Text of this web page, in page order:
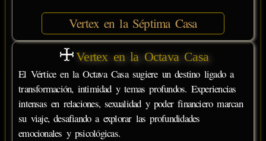
Vertex en la Séptima Casa
Vertex en la Octava Casa
El Vértice en la Octava Casa sugiere un destino ligado a
transformación, intimidad y temas profundos. Experiencias
intensas en relaciones, sexualidad y poder financiero marcan
su viaje, desafiando a explorar las profundidades
emocionales y psicológicas.